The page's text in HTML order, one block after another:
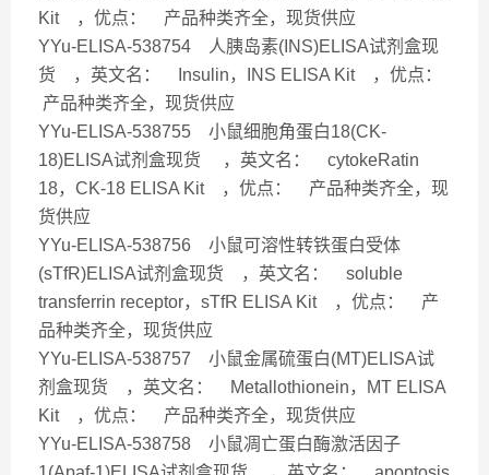
Kit ，优点： 产品种类齐全，现货供应
YYu-ELISA-538754 人胰岛素(INS)ELISA试剂盒现
货 ，英文名： Insulin，INS ELISA Kit ，优点：
产品种类齐全，现货供应
YYu-ELISA-538755 小鼠细胞角蛋白18(CK-
18)ELISA试剂盒现货 ，英文名： cytokeRatin
18，CK-18 ELISA Kit ，优点： 产品种类齐全，现
货供应
YYu-ELISA-538756 小鼠可溶性转铁蛋白受体
(sTfR)ELISA试剂盒现货 ，英文名： soluble
transferrin receptor，sTfR ELISA Kit ， 优点： 产
品种类齐全，现货供应
YYu-ELISA-538757 小鼠金属硫蛋白(MT)ELISA试
剂盒现货 ，英文名： Metallothionein，MT ELISA
Kit ，优点： 产品种类齐全，现货供应
YYu-ELISA-538758 小鼠凋亡蛋白酶激活因子